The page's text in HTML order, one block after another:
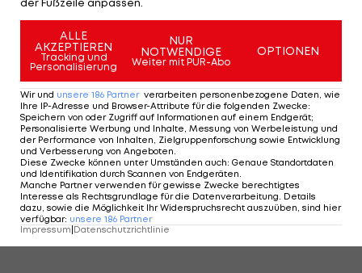
Phase unbedingt braucht."
DerVfL Bochum
rangiert in der 2. deutschen
Bundesliga aktuell auf dem 15. Platz. Der Vorsprung
auf die Abstiegsränge beträgt lediglich drei
Punkte.
HIGHLIGHTS: LASK - SK Sturm Graz
Fußball - Frauen-Bundesliga
FC Blau-Weiß
Fußball -
ALLE
AKZEPTIEREN
Tracking und
Personalisierung
NUR
NOTWENDIGE
Weiter mit PUR-Abo
OPTIONEN
Wir und unsere 186 Partner verarbeiten personenbezogene Daten, wie
Ihre IP-Adresse und Browser-Attribute für die folgenden Zwecke:
Speichern von oder Zugriff auf Informationen auf einem Endgerät;
Personalisierte Werbung und Inhalte, Messung von Werbeleistung und
der Performance von Inhalten, Zielgruppenforschung sowie Entwicklung
und Verbesserung von Angeboten.
Diese Zwecke können unter Umständen auch: Genaue Standortdaten
und Identifikation durch Scannen von Endgeräten.
Manche Partner verwenden für gewisse Zwecke berechtigtes
Interesse als Rechtsgrundlage für die Datenverarbeitung. Details
dazu, sowie die Möglichkeit Ihr Widerspruchsrecht auszuüben, sind hier
verfügbar: unsere 186 Partner
Impressum Datenschutzrichtlinie